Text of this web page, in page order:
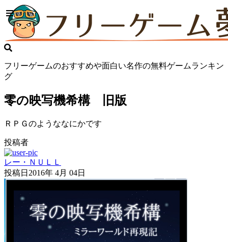
フリーゲームのおすすめや面白い名作の無料ゲームランキン
グ
零の映写機希構 旧版
ＲＰＧのようななにかです
投稿者
レー・ＮＵＬＬ
投稿日 2016年 4月 04日